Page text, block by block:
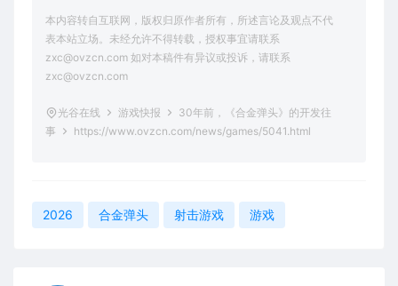
本内容转自互联网，版权归原作者所有，所述言论及观点不代
表本站立场。未经允许不得转载，授权事宜请联系
zxc@ovzcn.com 如对本稿件有异议或投诉，请联系
zxc@ovzcn.com
光谷在线 游戏快报
30年前，《合金弹头》的开发往
事
https://www.ovzcn.com/news/games/5041.html
2026 合金弹头 射击游戏 游戏